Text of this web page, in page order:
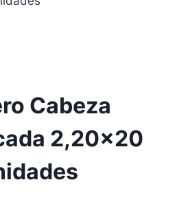
Cabeza
2,20×20